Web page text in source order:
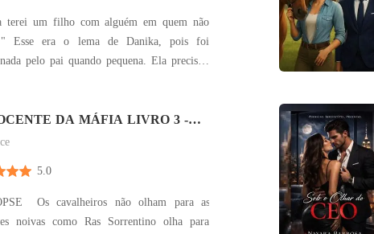
terei um filho com alguém em quem não
Esse era o lema de Danika, pois foi
pelo pai quando pequena. Ela precisou
só não sabia que essa decisão mudaria sua
sem
DA MÁFIA LIVRO 3 -
MULHERES DA MÁFIA
5.0
não olham para as
noivas como Ras Sorrentino olha para